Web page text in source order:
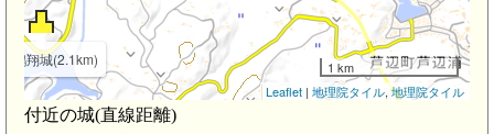
鶴翔城(2.1km)
1 km
Leaflet | 地理院タイル,地理院タイル
付近の城(直線距離)